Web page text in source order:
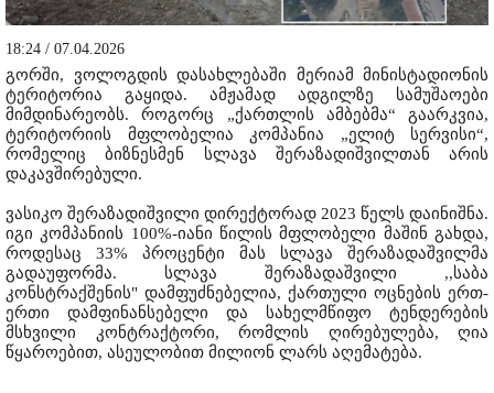
18:24 / 07.04.2026
გორში, ვოლოგდის დასახლებაში მერიამ მინისტადიონის
ტერიტორია გაყიდა. ამჟამად ადგილზე სამუშაოები
მიმდინარეობს. როგორც „ქართლის ამბებმა“ გაარკვია,
ტერიტორიის მფლობელია კომპანია „ელიტ სერვისი“,
რომელიც ბიზნესმენ სლავა შერაზადიშვილთან არის
დაკავშირებული.
ვასიკო შერაზადიშვილი დირექტორად 2023 წელს დაინიშნა.
იგი კომპანიის 100%-იანი წილის მფლობელი მაშინ გახდა,
როდესაც 33% პროცენტი მას სლავა შერაზადაშვილმა
გადაუფორმა. სლავა შერაზადაშვილი ,,საბა
კონსტრაქშენის" დამფუძნებელია, ქართული ოცნების ერთ-
ერთი დამფინანსებელი და სახელმწიფო ტენდერების
მსხვილი კონტრაქტორი, რომლის ღირებულება, ღია
წყაროებით, ასეულობით მილიონ ლარს აღემატება.